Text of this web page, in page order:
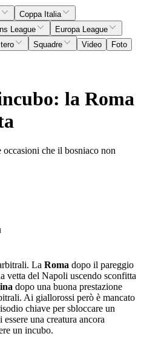
Coppa Italia
League
Europa League
Squadre Video
Foto
la Roma
che il bosniaco non
La Roma dopo il pareggio
vetta del Napoli uscendo sconfitta
dopo una buona prestazione
Ai giallorossi però è mancato
chiave per sbloccare un
una creatura ancora
un incubo.